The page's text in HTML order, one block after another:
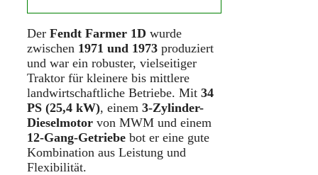
Der Fendt Farmer 1D wurde
zwischen 1971 und 1973 produziert
und war ein robuster, vielseitiger
Traktor für kleinere bis mittlere
landwirtschaftliche Betriebe. Mit 34
PS (25,4 kW), einem 3-Zylinder-
Dieselmotor von MWM und einem
12-Gang-Getriebe bot er eine gute
Kombination aus Leistung und
Flexibilität.